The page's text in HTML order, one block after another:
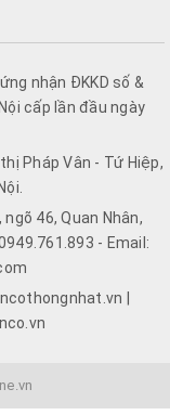
nhận ĐKKD số &
cấp lần đầu ngày
Pháp Vân - Tứ Hiệp,
46, Quan Nhân,
- Email:
|